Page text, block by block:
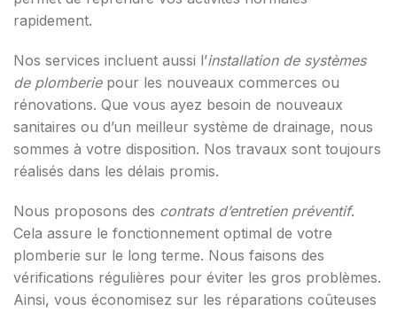
rapidement.
Nos services incluent aussi l’installation de systèmes
de plomberiepour les nouveaux commerces ou
rénovations. Que vous ayez besoin de nouveaux
sanitaires ou d’un meilleur système de drainage, nous
sommes à votre disposition. Nos travaux sont toujours
réalisés dans les délais promis.
Nous proposons des contrats d’entretien préventif.
Cela assure le fonctionnement optimal de votre
plomberie sur le long terme. Nous faisons des
vérifications régulières pour éviter les gros problèmes.
Ainsi, vous économisez sur les réparations coûteuses